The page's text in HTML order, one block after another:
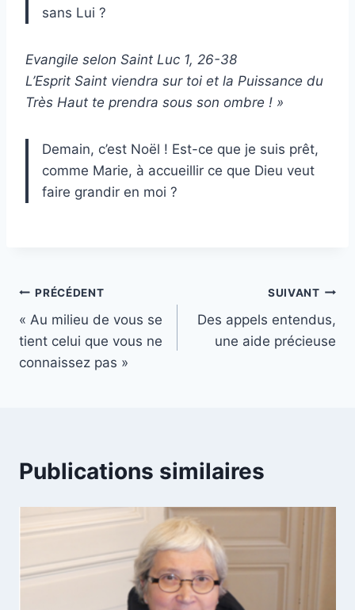
sans Lui ?
Evangile selon Saint Luc 1, 26-38
L’Esprit Saint viendra sur toi et la Puissance du
Très Haut te prendra sous son ombre ! »
Demain, c’est Noël ! Est-ce que je suis prêt,
comme Marie, à accueillir ce que Dieu veut
faire grandir en moi ?
Navigation
de
l’article
PRÉCÉDENT
« Au milieu de vous se
tient celui que vous ne
connaissez pas »
SUIVANT
Des appels entendus,
une aide précieuse
Publications similaires